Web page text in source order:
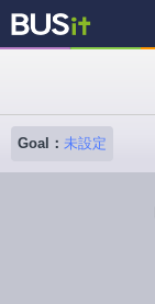
Goal： 未設定